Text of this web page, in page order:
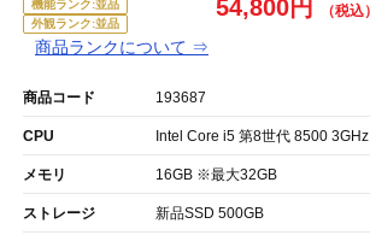
機能ランク:並品
外観ランク:並品
商品ランクについて ⇒
54,800円
商品コード 193687
CPU Intel Core i5 第8世代 8500 3GHz
メモリ 16GB ※最大32GB
ストレージ 新品SSD 500GB